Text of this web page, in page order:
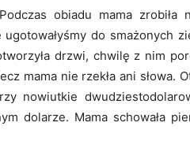
obiadu mama zrobiła
do smażonych
drzwi, chwilę z nim
mama nie rzekła ani słowa.
nowiutkie
dolarze. Mama schowała